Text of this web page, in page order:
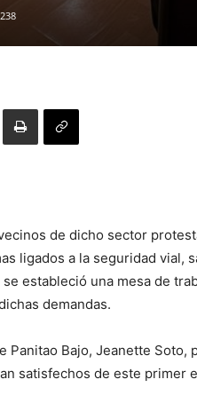
238
de dicho sector
ligados a la seguridad vial,
estableció una mesa de
demandas.
Panitao Bajo, Jeanette Soto,
satisfechos de este primer